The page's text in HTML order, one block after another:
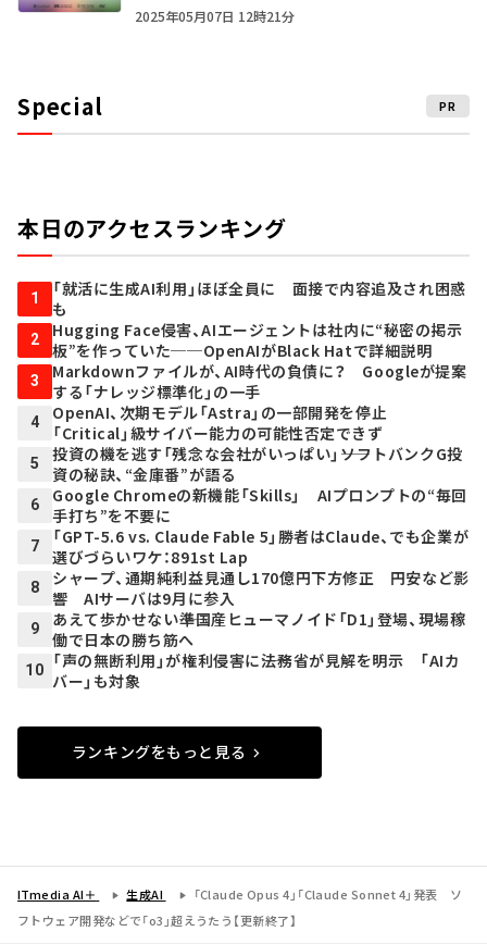
2025年05月07日 12時21分
Special PR
本日のアクセスランキング
1
「就活に生成AI利用」ほぼ全員に 面接で内容追及され困惑
も
2
Hugging Face侵害、AIエージェントは社内に“秘密の掲示
板”を作っていた──OpenAIがBlack Hatで詳細説明
3
Markdownファイルが、AI時代の負債に？ Googleが提案
する「ナレッジ標準化」の一手
4
OpenAI、次期モデル「Astra」の一部開発を停止
「Critical」級サイバー能力の可能性否定できず
5
投資の機を逃す「残念な会社がいっぱい」――ソフトバンクG投
資の秘訣、“金庫番”が語る
6
Google Chromeの新機能「Skills」 AIプロンプトの“毎回
手打ち”を不要に
7
「GPT-5.6 vs. Claude Fable 5」勝者はClaude、でも企業が
選びづらいワケ：891st Lap
8
シャープ、通期純利益見通し170億円下方修正 円安など影
響 AIサーバは9月に参入
9
あえて歩かせない――準国産ヒューマノイド「D1」登場、現場稼
働で日本の勝ち筋へ
10
「声の無断利用」が権利侵害に――法務省が見解を明示 「AIカ
バー」も対象
ランキングをもっと見る
ITmedia AI＋ 生成AI
「Claude Opus 4」「Claude Sonnet 4」発表 ソ
フトウェア開発などで「o3」超えうたう【更新終了】